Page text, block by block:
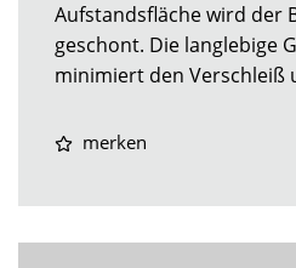
Aufstandsfläche wird der
geschont. Die langlebige
minimiert den Verschleiß
merken